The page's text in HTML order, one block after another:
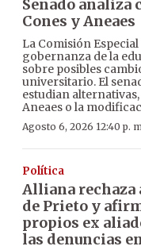
Senado analiza
Cones y Aneaes
La Comisión
gobernanza de la
sobre posibles
universitario. El
estudian
Aneaes o la
Agosto 6, 2026 12:40 p.
Política
Alliana rechaza
de Prieto y
propios ex
las denuncias